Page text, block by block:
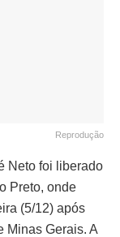
Reprodução
Neto foi liberado
Preto, onde
(5/12) após
Minas Gerais. A